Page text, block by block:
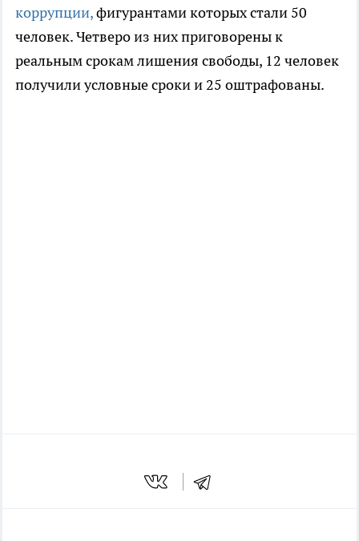
коррупции,фигурантами которых стали 50
человек. Четверо из них приговорены к
реальным срокам лишения свободы, 12 человек
получили условные сроки и 25 оштрафованы.